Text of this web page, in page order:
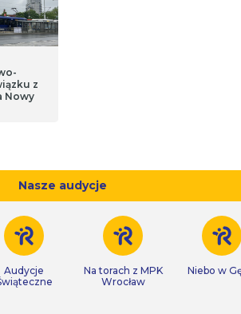
z
Nowy
Nasze audycje
Audycje
Na torach z MPK
Wrocław
Niebo w